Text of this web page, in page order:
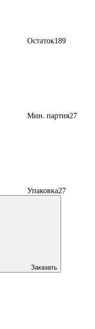
Остаток189
Мин. партия27
Упаковка27
Заказать